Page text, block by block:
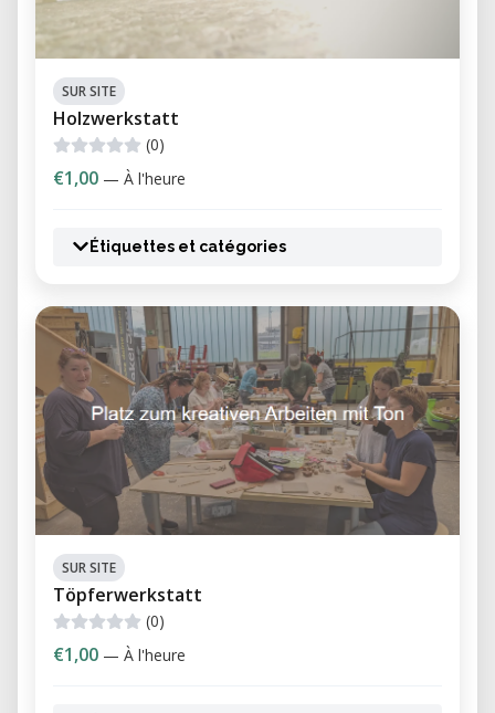
SUR SITE
Holzwerkstatt
(0)
€1,00 — À l'heure
Étiquettes et catégories
SUR SITE
Töpferwerkstatt
(0)
€1,00 — À l'heure